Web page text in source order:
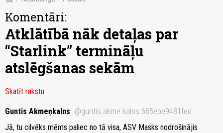
Komentāri:
Atklātībā nāk detaļas par
“Starlink” termināļu
atslēgšanas sekām
Skatīt rakstu
Guntis Akmeņkalns @guntis.akme.kalns.665ebe9481fed
Jā, tu cilvēks mēms paliec no tā visa, ASV Masks nodrošinājis